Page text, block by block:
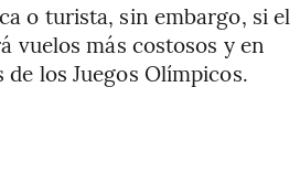
o turista, sin embargo, si el
vuelos más costosos y en
los Juegos Olímpicos.